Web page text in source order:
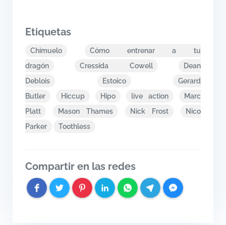
Etiquetas
Chimuelo
Cómo entrenar a tu
dragón
Cressida Cowell
Dean
Deblois
Estoico
Gerard
Butler
Hiccup Hipo live action
Marc
Platt
Mason Thames Nick Frost
Nico
Parker
Toothless
Compartir en las redes